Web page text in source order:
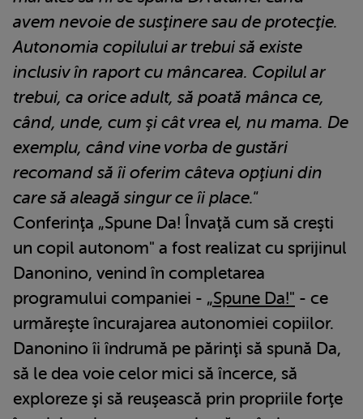
avem nevoie de susţinere sau de protecţie.
Autonomia copilului ar trebui să existe
inclusiv în raport cu mâncarea. Copilul ar
trebui, ca orice adult, să poată mânca ce,
când, unde, cum şi cât vrea el, nu mama. De
exemplu, când vine vorba de gustări
recomand să îi oferim câteva opţiuni din
care să aleagă singur ce îi place."
Conferinţa „Spune Da! Învaţă cum să creşti
un copil autonom" a fost realizat cu sprijinul
Danonino, venind în completarea
programului companiei - „Spune Da!" - ce
urmăreşte încurajarea autonomiei copiilor.
Danonino îi îndrumă pe părinţi să spună Da,
să le dea voie celor mici să încerce, să
exploreze şi să reuşească prin propriile forţe